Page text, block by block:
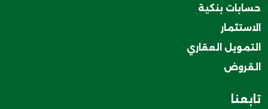
حسابات بنكية
الاستثمار
التمويل العقاري
القروض
تابعنا